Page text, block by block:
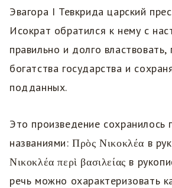
Эвагора I Тевкрида царский
Исократ обратился к нему с
правильно и долго
богатства государства и
подданных.
Это произведение сохранилось
названиями: Πρὸς Νικοκλέα в
Νικοκλέα περὶ βασιλείας в
речь можно охарактеризовать